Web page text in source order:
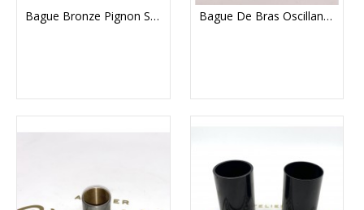
Bague Bronze Pignon Seconde Arbre Secondaire Triumph Bague De Bras Oscillant Triumph/BSA